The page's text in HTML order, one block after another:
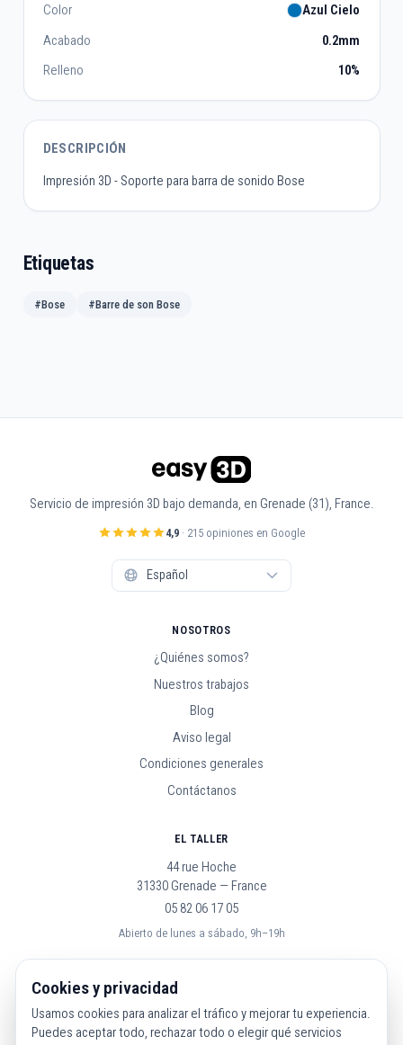
Color
Azul Cielo
Acabado
0.2mm
Relleno
10%
DESCRIPCIÓN
Impresión 3D - Soporte para barra de sonido Bose
Etiquetas
#Bose #Barre de son Bose
Servicio de impresión 3D bajo demanda, en Grenade (31), France.
4,9· 215 opiniones en Google
NOSOTROS
¿Quiénes somos?
Nuestros trabajos
Blog
Aviso legal
Condiciones generales
Contáctanos
EL TALLER
44 rue Hoche
31330 Grenade — France
05 82 06 17 05
Abierto de lunes a sábado, 9h–19h
SÍGUENOS
Cookies y privacidad
Usamos cookies para analizar el tráfico y mejorar tu experiencia.
Puedes aceptar todo, rechazar todo o elegir qué servicios